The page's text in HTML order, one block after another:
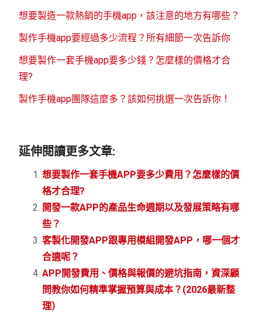
想要製造一款熱銷的手機app，該注意的地方有哪些？
製作手機app要經過多少流程？所有細節一次告訴你
想要製作一套手機app要多少錢？怎麼樣的價格才合
理?
製作手機app團隊這麼多？該如何挑選一次告訴你！
延伸閱讀更多文章:
想要製作一套手機APP要多少費用？怎麼樣的價
格才合理?
開發一款APP的產品生命週期以及發展策略有哪
些？
客製化開發APP跟專用模組開發APP，哪一個才
合適呢？
APP開發費用、價格與報價的避坑指南，資深顧
問教你如何精準掌握預算與成本？(2026最新整
理）